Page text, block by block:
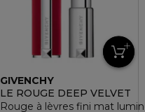
GIVENCHY
LE ROUGE DEEP VELVET
Rouge à lèvres fini mat